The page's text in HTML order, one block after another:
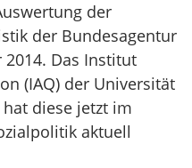
der
der Bundesagentur
Das Institut
(IAQ) der Universität
hat diese jetzt im
aktuell